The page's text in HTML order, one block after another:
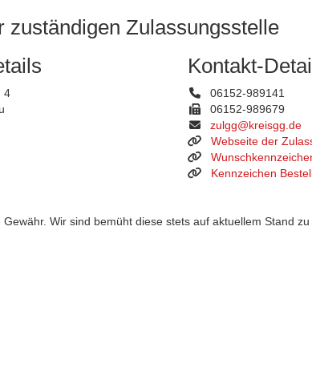
zuständigen Zulassungsstelle
4
Kontakt-
06152-989141
06152-989679
zulgg@kreisgg.de
Webseite der
Kennzeichen
Wir sind bemüht diese stets auf aktuellem Stand